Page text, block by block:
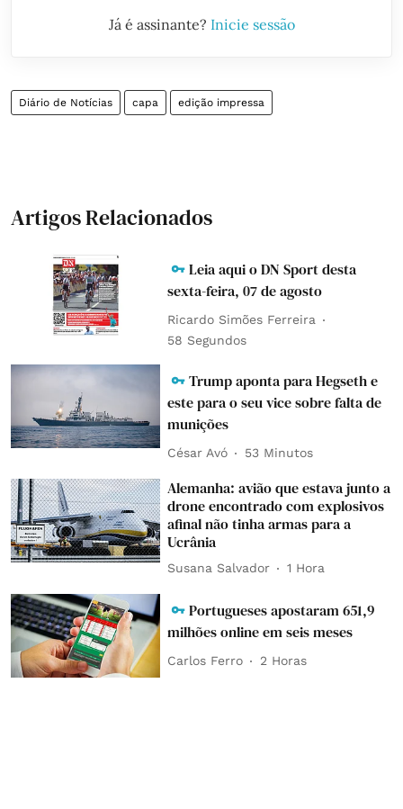
Já é assinante? Inicie sessão
Diário de Notícias capa edição impressa
Artigos Relacionados
Leia aqui o DN Sport desta
sexta-feira, 07 de agosto
Ricardo Simões Ferreira
59 Segundos
Trump aponta para Hegseth e
este para o seu vice sobre falta de
munições
César Avó 53 Minutos
Alemanha: avião que estava junto a
drone encontrado com explosivos
afinal não tinha armas para a
Ucrânia
Susana Salvador 1 Hora
Portugueses apostaram 651,9
milhões online em seis meses
Carlos Ferro 2 Horas